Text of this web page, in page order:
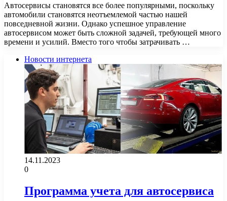
Автосервисы становятся все более популярными, поскольку
автомобили становятся неотъемлемой частью нашей
повседневной жизни. Однако успешное управление
автосервисом может быть сложной задачей, требующей много
времени и усилий. Вместо того чтобы затрачивать …
Новости интернета
14.11.2023
0
Программа учета для автосервиса